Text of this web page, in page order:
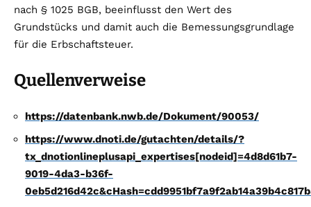
nach § 1025 BGB, beeinflusst den Wert des
Grundstücks und damit auch die Bemessungsgrundlage
für die Erbschaftsteuer.
Quellenverweise
https://datenbank.nwb.de/Dokument/90053/
https://www.dnoti.de/gutachten/details/?
tx_dnotionlineplusapi_expertises[nodeid]=4d8d61b7-
9019-4da3-b36f-